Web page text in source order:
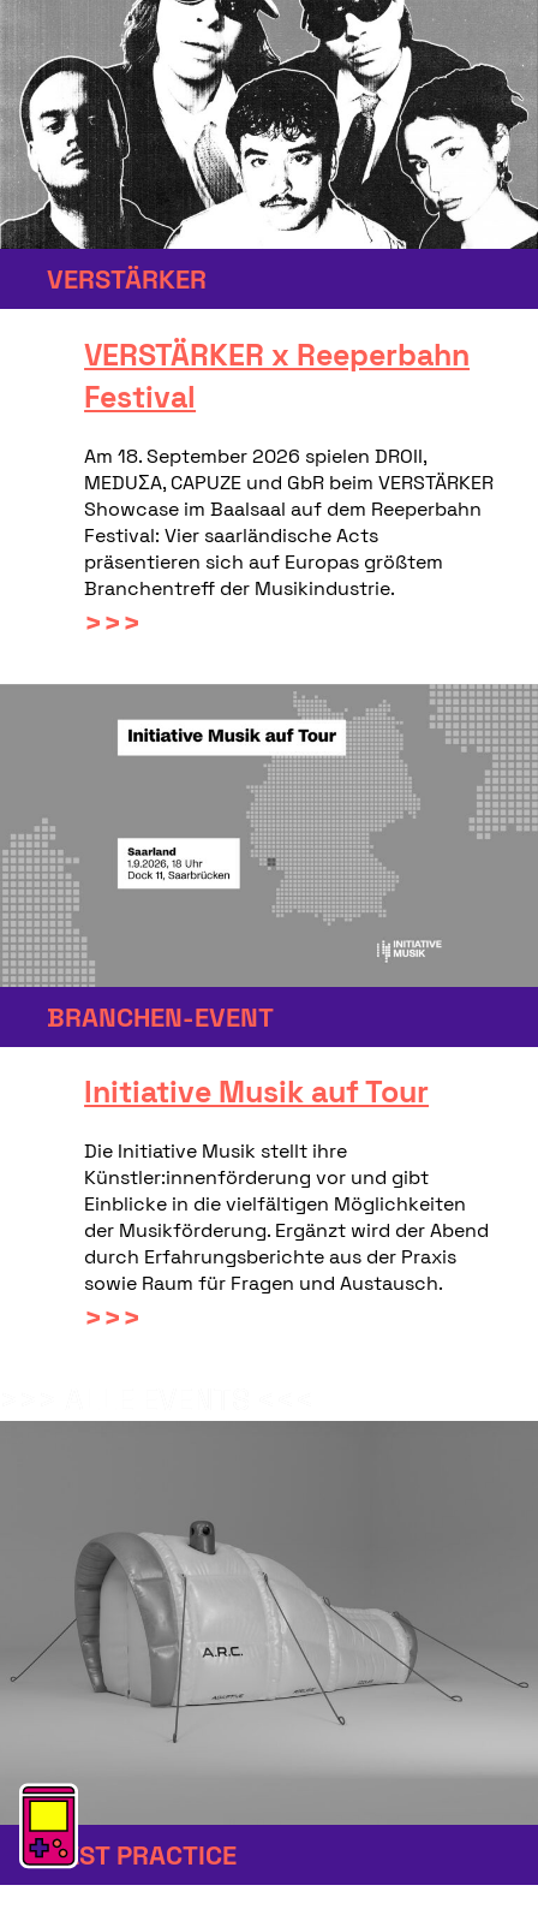
VERSTÄRKER
VERSTÄRKER x Reeperbahn
Festival
Am 18. September 2026 spielen DROII,
MEDUΣA, CAPUZE und GbR beim VERSTÄRKER
Showcase im Baalsaal auf dem Reeperbahn
Festival: Vier saarländische Acts
präsentieren sich auf Europas größtem
Branchentreff der Musikindustrie.
>>>
BRANCHEN-EVENT
Initiative Musik auf Tour
Die Initiative Musik stellt ihre
Künstler:innenförderung vor und gibt
Einblicke in die vielfältigen Möglichkeiten
der Musikförderung. Ergänzt wird der Abend
durch Erfahrungsberichte aus der Praxis
sowie Raum für Fragen und Austausch.
>>>
BEST PRACTICE